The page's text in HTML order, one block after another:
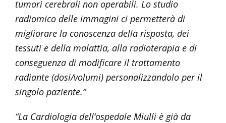
tumori cerebrali non operabili. Lo studio
radiomico delle immagini ci permetterà di
migliorare la conoscenza della risposta, dei
tessuti e della malattia, alla radioterapia e di
conseguenza di modificare il trattamento
radiante (dosi/volumi) personalizzandolo per il
singolo paziente.”
“La Cardiologia dell’ospedale Miulli è già da